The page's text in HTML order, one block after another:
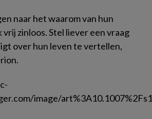
naar het waarom van hun
vrij zinloos. Stel liever een vraag
over hun leven te vertellen,